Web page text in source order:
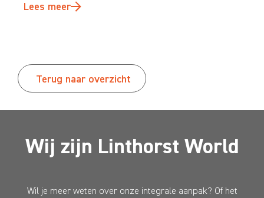
Lees meer
Terug naar overzicht
Wij zijn Linthorst World
Wil je meer weten over onze integrale aanpak? Of het